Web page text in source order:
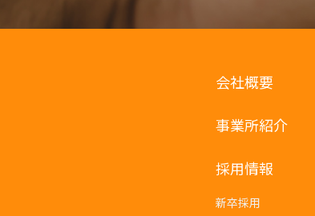
会社概要
事業所紹介
採用情報
新卒採用